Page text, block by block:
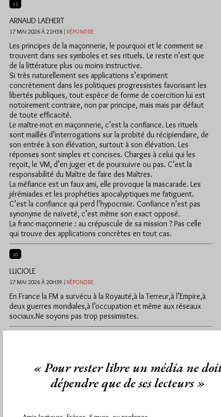
11
ARNAUD LAEHERT
17 MAI 2026 À 21H58 / RÉPONDRE
Les principes de la maçonnerie, le pourquoi et le comment se
trouvent dans ses symboles et ses rituels. Le reste n’est que
de la littérature plus ou moins instructive.
Si très naturellement ses applications s’expriment
concrètement dans les politiques progressistes favorisant les
libertés publiques, tout espèce de forme de coercition lui est
notoirement contraire, non par principe, mais mais par défaut
de toute efficacité.
Le maître-mot en maçonnerie, c’est la confiance. Les rituels
sont maillés d’interrogations sur la probité du récipiendaire, de
son entrée à son élévation, surtout à son élévation. Les
réponses sont simples et concises. Charges à celui qui les
reçoit, le VM, d’en juger et de poursuivre ou pas. C’est la
responsabilité du Maître de faire des Maîtres.
La méfiance est un faux ami, elle provoque la mascarade. Les
jérémiades et les prophéties apocalyptiques me fatiguent.
C’est la confiance qui perd l’hypocrisie. Confiance n’est pas
synonyme de naïveté, c’est même son exact opposé.
La franc-maçonnerie : au crépuscule de sa mission ? Pas celle
qui trouve des applications concrètes en tout cas.
10
LUCIOLE
17 MAI 2026 À 20H39 / RÉPONDRE
En France la FM a survécu à la Royauté,à la Terreur,à l’Empire,à
deux guerres mondiales,à l’occupation et même aux réseaux
sociaux.Ne soyons pas trop pessimistes.
18 MAI 2026 À 6H43 / RÉPONDRE
À l’époque actuelle, il s’agit d’un désintérêt. Pas d’un ennemi
extérieur. Soyons réaliste.
« Pour rester libre un média ne
dépendre que de ses lecteurs »